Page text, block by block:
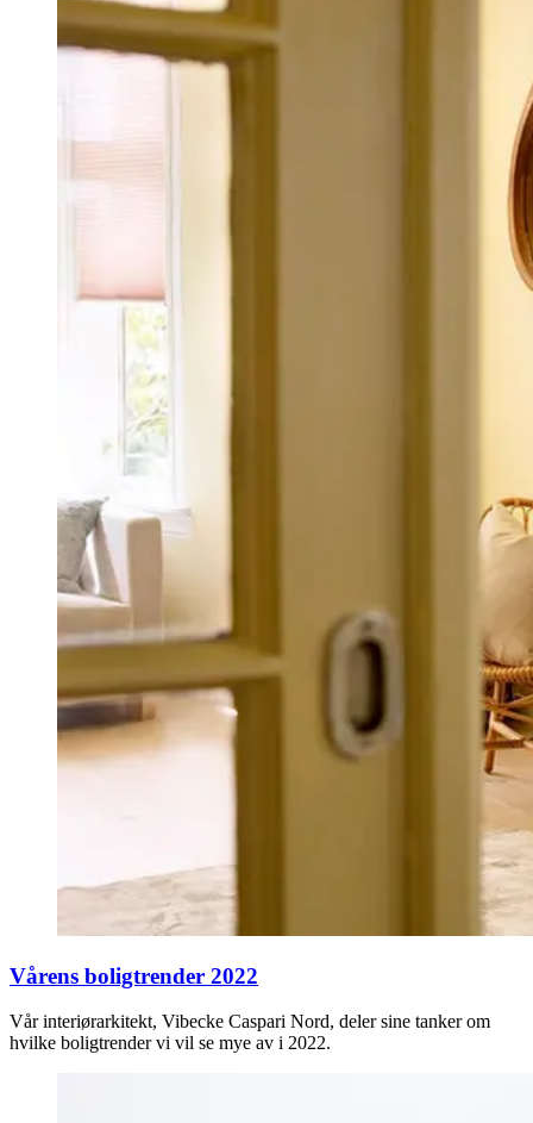
Vårens boligtrender 2022
Vår interiørarkitekt, Vibecke Caspari Nord, deler sine tanker om
hvilke boligtrender vi vil se mye av i 2022.